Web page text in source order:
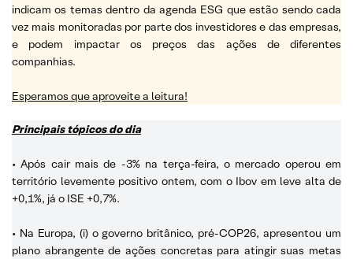
indicam os temas dentro da agenda ESG que estão sendo cada
vez mais monitoradas por parte dos investidores e das empresas,
e podem impactar os preços das ações de diferentes
companhias.
Esperamos que aproveite a leitura!
Principais tópicos do dia
• Após cair mais de -3% na terça-feira, o mercado operou em
território levemente positivo ontem, com o Ibov em leve alta de
+0,1%, já o ISE +0,7%.
• Na Europa, (i) o governo britânico, pré-COP26, apresentou um
plano abrangente de ações concretas para atingir suas metas